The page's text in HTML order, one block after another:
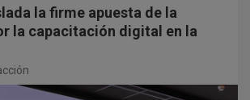
la firme apuesta de la
la capacitación digital en la